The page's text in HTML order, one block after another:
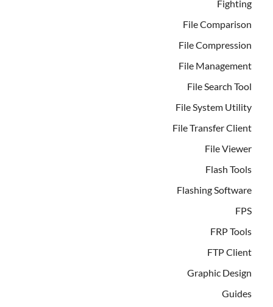
Fighting
File Comparison
File Compression
File Management
File Search Tool
File System Utility
File Transfer Client
File Viewer
Flash Tools
Flashing Software
FPS
FRP Tools
FTP Client
Graphic Design
Guides